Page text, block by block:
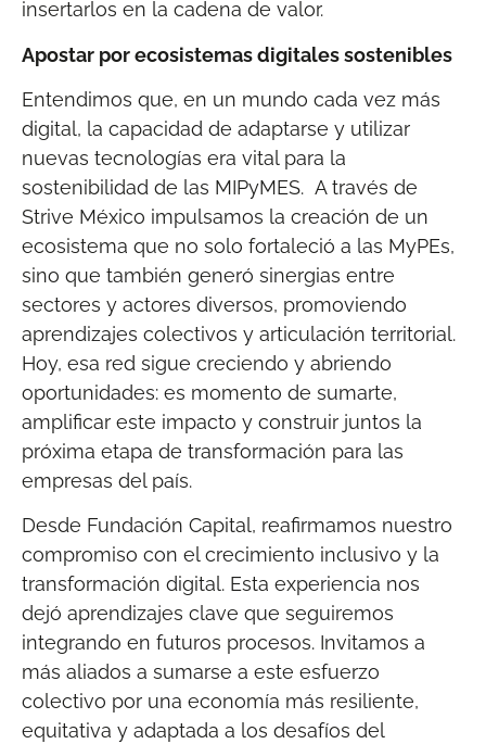
insertarlos en la cadena de valor.
Apostar por ecosistemas digitales sostenibles
Entendimos que, en un mundo cada vez más
digital, la capacidad de adaptarse y utilizar
nuevas tecnologías era vital para la
sostenibilidad de las MIPyMES. A través de
Strive México impulsamos la creación de un
ecosistema que no solo fortaleció a las MyPEs,
sino que también generó sinergias entre
sectores y actores diversos, promoviendo
aprendizajes colectivos y articulación territorial.
Hoy, esa red sigue creciendo y abriendo
oportunidades: es momento de sumarte,
amplificar este impacto y construir juntos la
próxima etapa de transformación para las
empresas del país.
Desde Fundación Capital, reafirmamos nuestro
compromiso con el crecimiento inclusivo y la
transformación digital. Esta experiencia nos
dejó aprendizajes clave que seguiremos
integrando en futuros procesos. Invitamos a
más aliados a sumarse a este esfuerzo
colectivo por una economía más resiliente,
equitativa y adaptada a los desafíos del